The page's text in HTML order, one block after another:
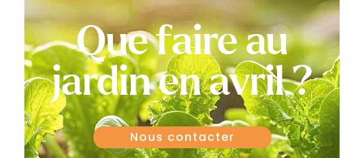
Que faire au
jardin en avril ?
Nous contacter